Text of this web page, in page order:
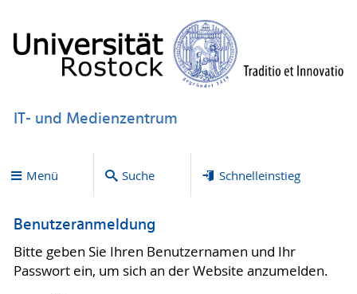
IT- und Medienzentrum
Menü Suche Schnelleinstieg
Benutzeranmeldung
Bitte geben Sie Ihren Benutzernamen und Ihr
Passwort ein, um sich an der Website anzumelden.